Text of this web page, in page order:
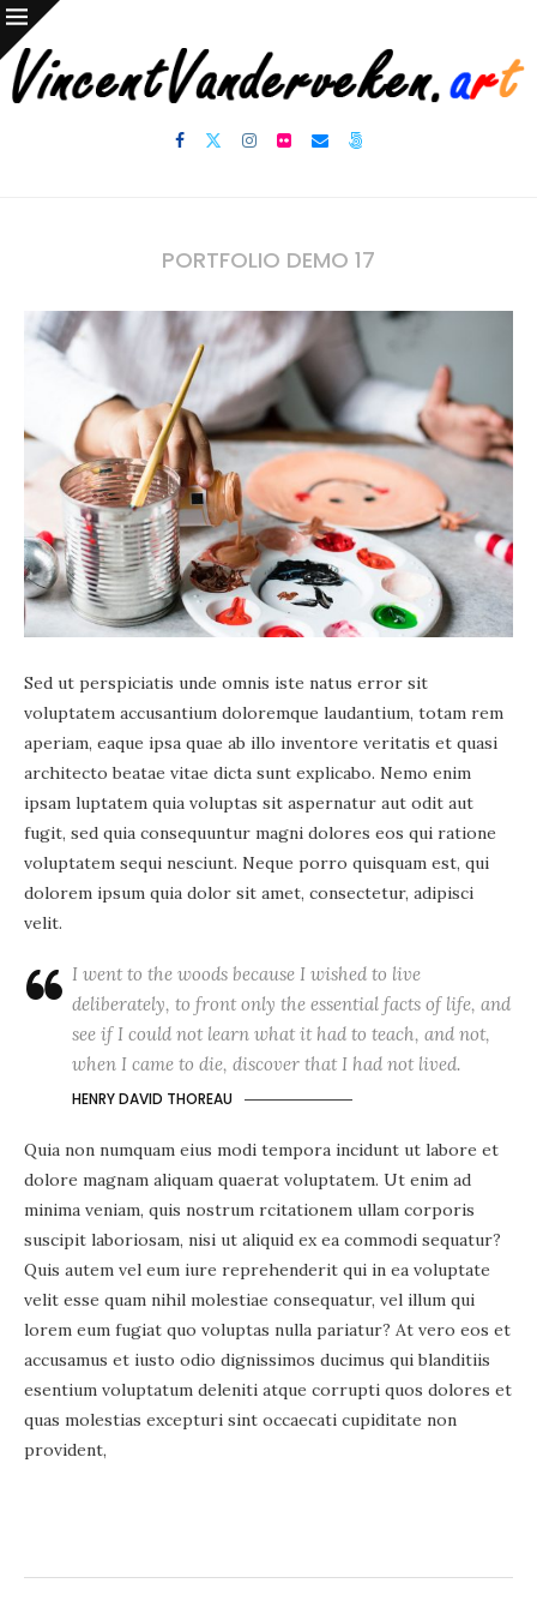
PORTFOLIO DEMO 17
Sed ut perspiciatis unde omnis iste natus error sit
voluptatem accusantium doloremque laudantium, totam rem
aperiam, eaque ipsa quae ab illo inventore veritatis et quasi
architecto beatae vitae dicta sunt explicabo. Nemo enim
ipsam luptatem quia voluptas sit aspernatur aut odit aut
fugit, sed quia consequuntur magni dolores eos qui ratione
voluptatem sequi nesciunt. Neque porro quisquam est, qui
dolorem ipsum quia dolor sit amet, consectetur, adipisci
velit.
I went to the woods because I wished to live
deliberately, to front only the essential facts of life, and
see if I could not learn what it had to teach, and not,
when I came to die, discover that I had not lived.
HENRY DAVID THOREAU
Quia non numquam eius modi tempora incidunt ut labore et
dolore magnam aliquam quaerat voluptatem. Ut enim ad
minima veniam, quis nostrum rcitationem ullam corporis
suscipit laboriosam, nisi ut aliquid ex ea commodi sequatur?
Quis autem vel eum iure reprehenderit qui in ea voluptate
velit esse quam nihil molestiae consequatur, vel illum qui
lorem eum fugiat quo voluptas nulla pariatur? At vero eos et
accusamus et iusto odio dignissimos ducimus qui blanditiis
esentium voluptatum deleniti atque corrupti quos dolores et
quas molestias excepturi sint occaecati cupiditate non
provident,